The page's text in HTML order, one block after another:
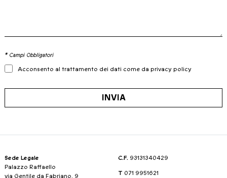
* Campi Obbligatori
Acconsento al trattamento dei dati come da privacy policy
INVIA
Sede Legale
Palazzo Raffaello
via Gentile da Fabriano, 9
C.F. 93131340429
T 071 9951621